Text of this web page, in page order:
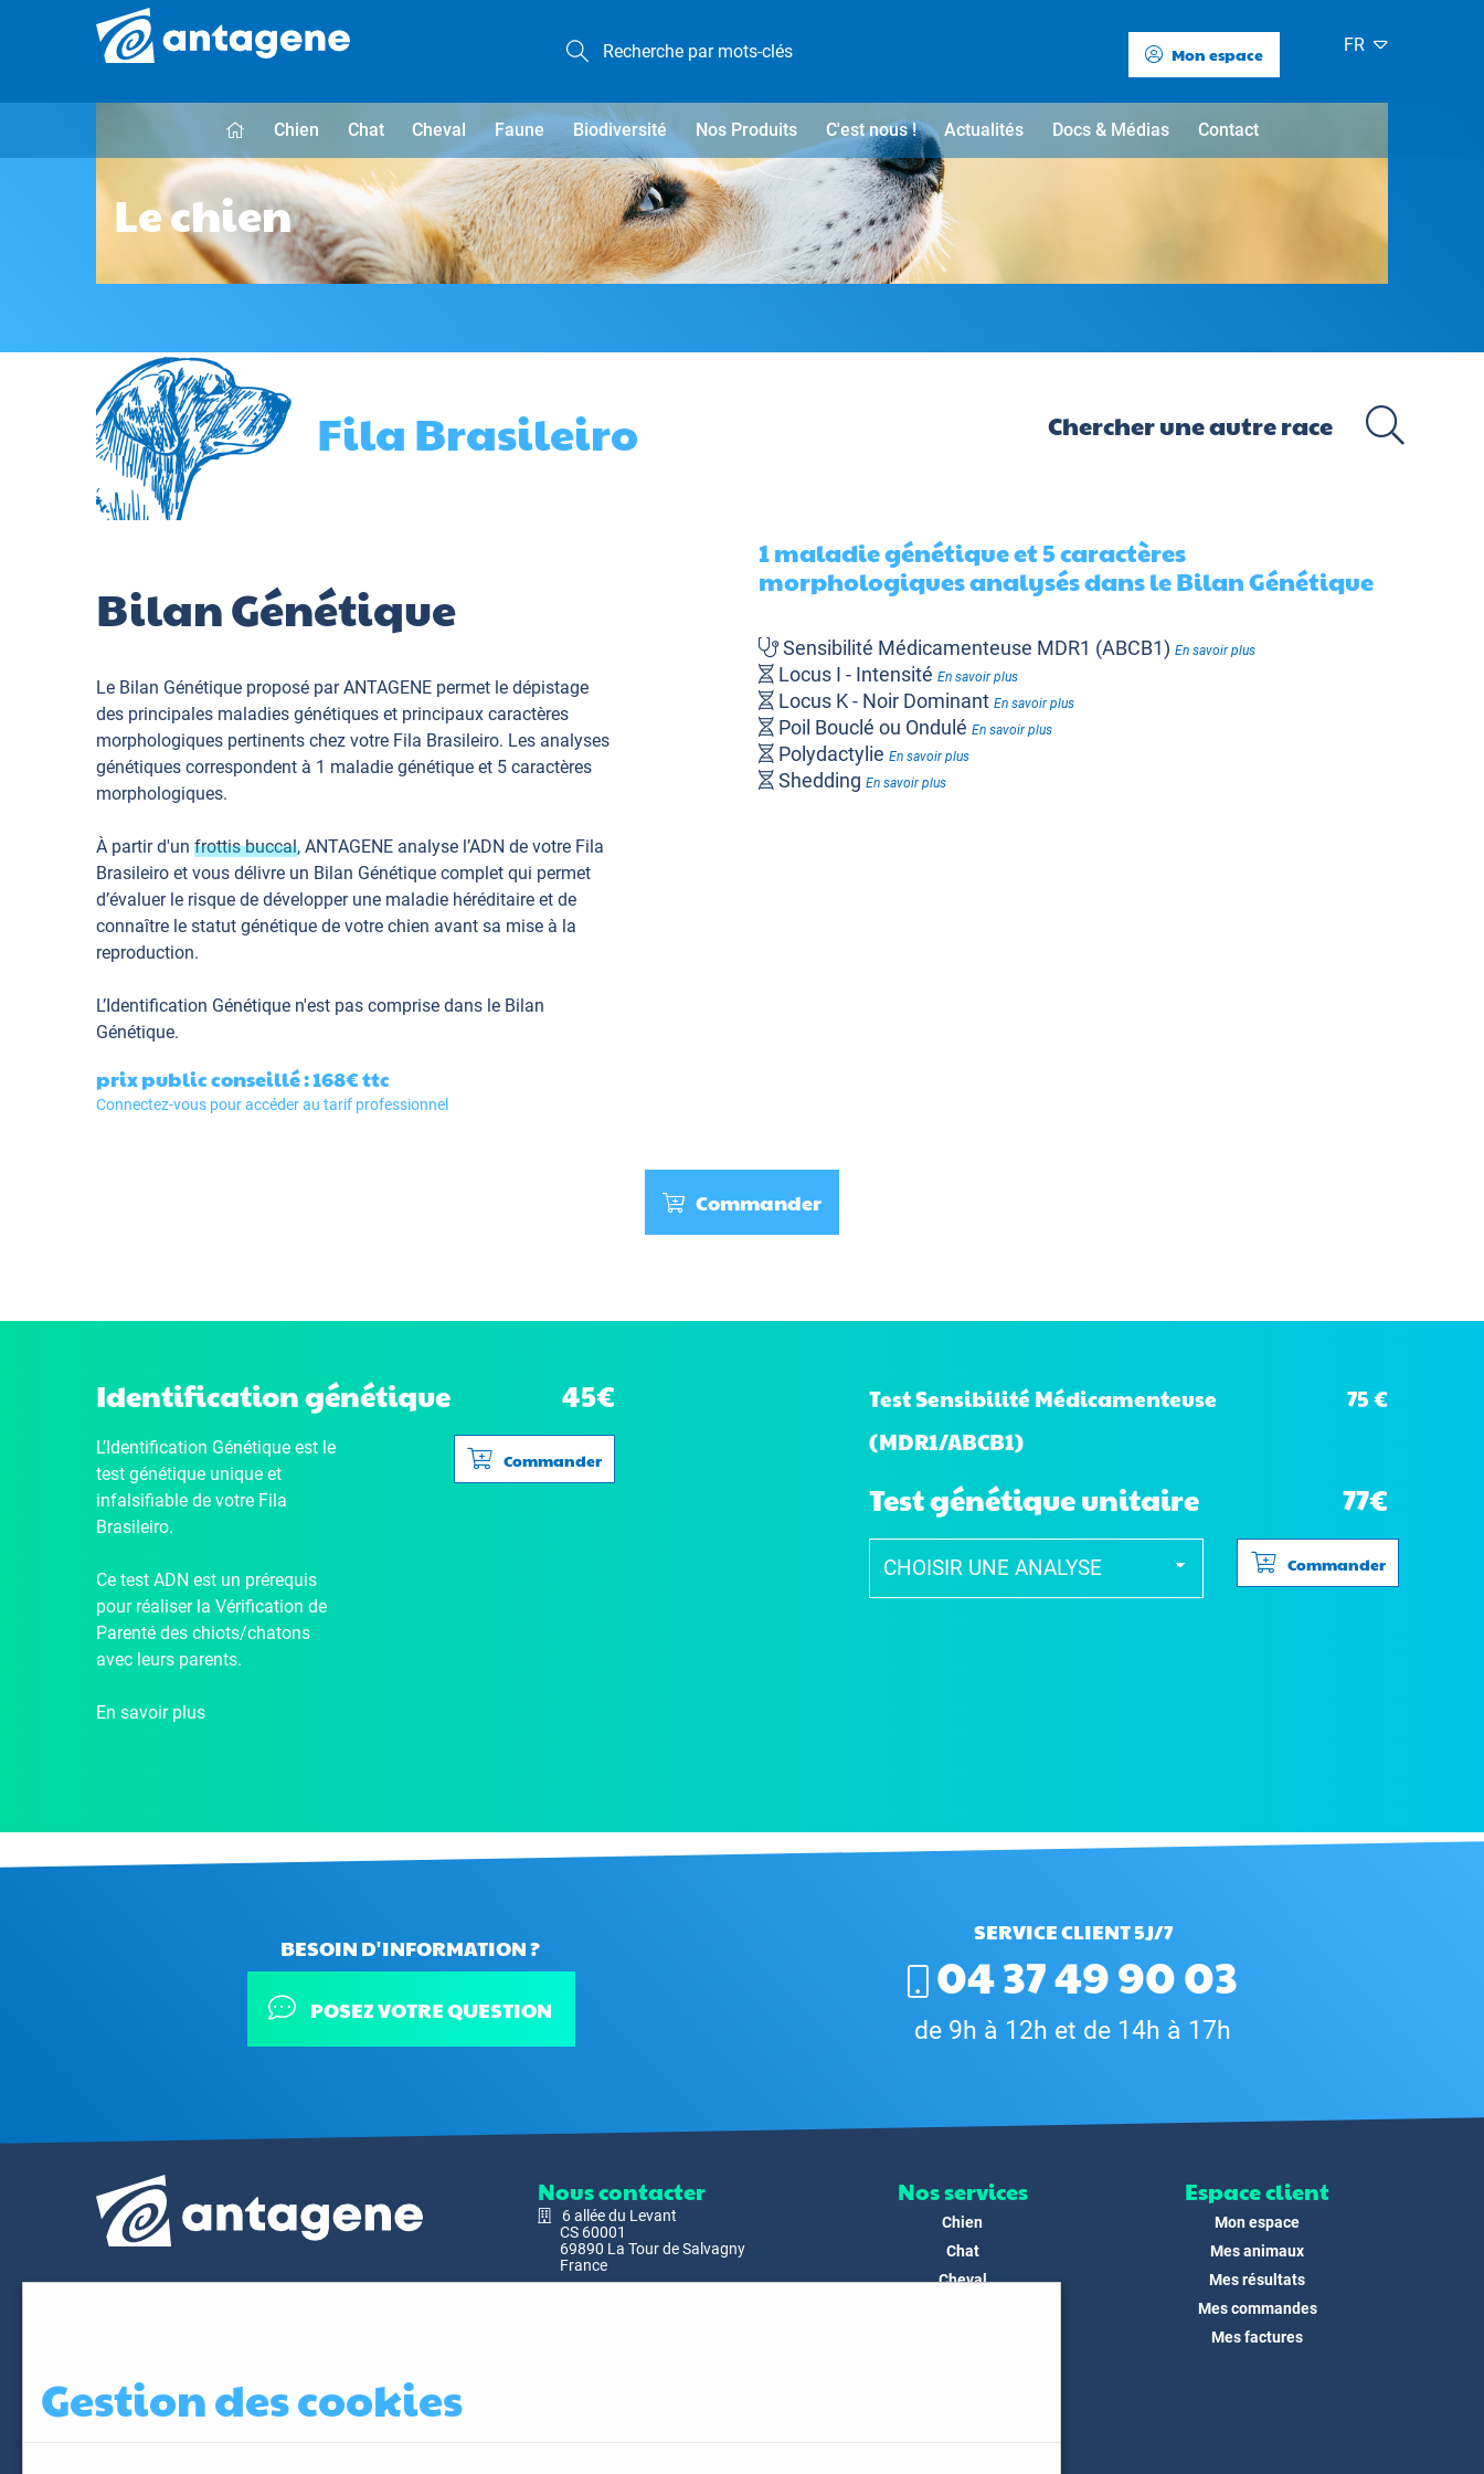
Mon espace FR
Chien Chat Cheval Faune Biodiversité Nos Produits C'est nous ! Actualités Docs & Médias Contact
Le chien
Fila Brasileiro
Bilan Génétique
Le Bilan Génétique proposé par ANTAGENE permet le dépistage
des principales maladies génétiques et principaux caractères
morphologiques pertinents chez votre Fila Brasileiro. Les analyses
génétiques correspondent à 1 maladie génétique et 5 caractères
morphologiques.
À partir d'un frottis buccal, ANTAGENE analyse l’ADN de votre Fila
Brasileiro et vous délivre un Bilan Génétique complet qui permet
d’évaluer le risque de développer une maladie héréditaire et de
connaître le statut génétique de votre chien avant sa mise à la
reproduction.
L’Identification Génétique n'est pas comprise dans le Bilan
Génétique.
prix public conseillé : 168€ttc
Connectez-vous pour accéder au tarif professionnel
1 maladie génétique et 5 caractères
morphologiques analysés dans le Bilan Génétique
Sensibilité Médicamenteuse MDR1 (ABCB1) En savoir plus
Locus I - Intensité En savoir plus
Locus K - Noir Dominant En savoir plus
Poil Bouclé ou Ondulé En savoir plus
Polydactylie En savoir plus
Shedding En savoir plus
Commander
Identification génétique 45€
L’Identification Génétique est le
test génétique unique et
infalsifiable de votre Fila
Brasileiro.
Ce test ADN est un prérequis
pour réaliser la Vérification de
Parenté des chiots/chatons
avec leurs parents.
En savoir plus
Commander
Test Sensibilité Médicamenteuse
(MDR1/ABCB1)
75 €
Test génétique unitaire 77€
Commander
BESOIN D'INFORMATION ?
POSEZ VOTRE QUESTION
SERVICE CLIENT 5J/7
04 37 49 90 03
de 9h à 12h et de 14h à 17h
Nous contacter
6 allée du Levant
CS 60001
69890 La Tour de Salvagny
France
Nos services
Chien
Chat
Cheval
Espace client
Mon espace
Mes animaux
Mes résultats
Mes commandes
Mes factures
Gestion des cookies